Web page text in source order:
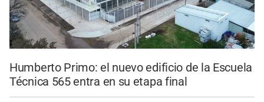
Humberto Primo: el nuevo edificio de la Escuela
Técnica 565 entra en su etapa final